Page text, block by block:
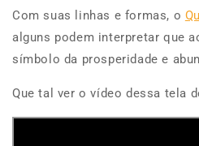
Com suas linhas e formas, o
alguns podem interpretar que
símbolo da prosperidade e
Que tal ver o vídeo dessa tela